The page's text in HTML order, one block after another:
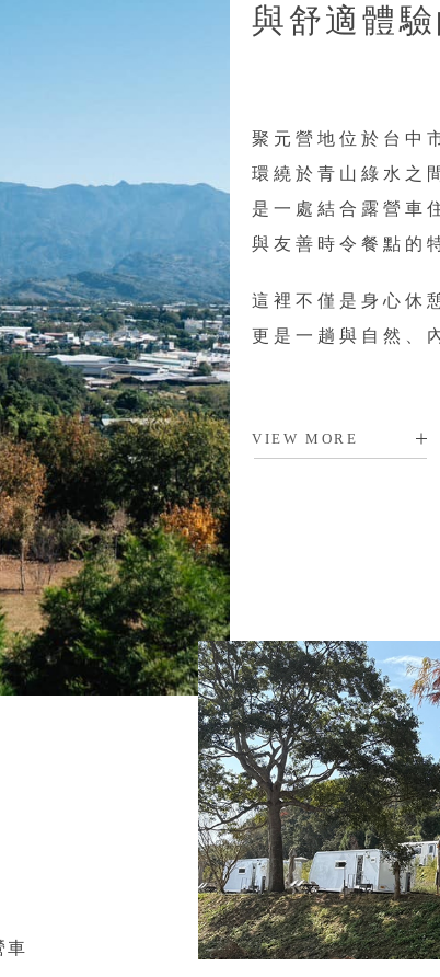
與舒適體
聚元營地位於台中
環繞於青山綠水之
是一處結合露營車
與友善時令餐點的
這裡不僅是身心休
更是一趟與自然、
VIEW MORE
車